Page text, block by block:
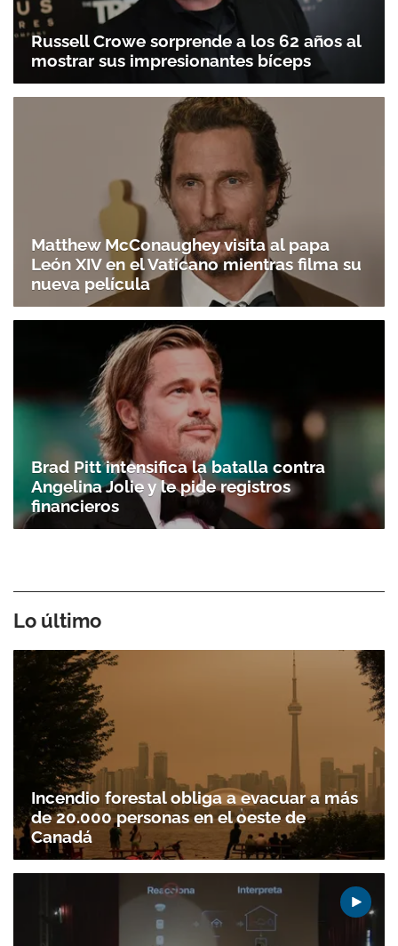
Russell Crowe sorprende a los 62 años al
mostrar sus impresionantes bíceps
Matthew McConaughey visita al papa
León XIV en el Vaticano mientras filma su
nueva película
Brad Pitt intensifica la batalla contra
Angelina Jolie y le pide registros
financieros
Lo último
Incendio forestal obliga a evacuar a más
de 20.000 personas en el oeste de
Canadá